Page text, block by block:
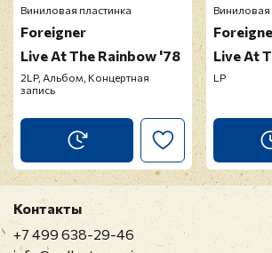
Виниловая пластинка
Foreigner
Live At The Rainbow '78
2LP, Альбом, Концертная
запись
Виниловая
Live At
LP
Контакты
+7 499 638-29-46